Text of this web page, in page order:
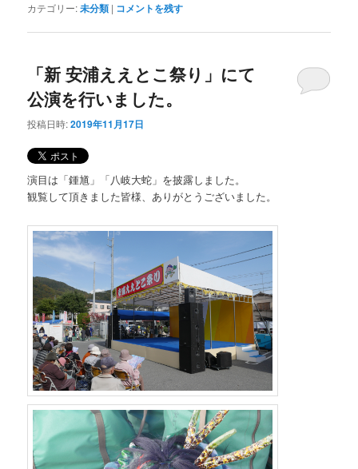
カテゴリー:未分類 | コメントを残す
「新 安浦ええとこ祭り」にて
公演を行いました。
投稿日時:2019年11月17日
演目は「鍾馗」「八岐大蛇」を披露しました。
観覧して頂きました皆様、ありがとうございました。